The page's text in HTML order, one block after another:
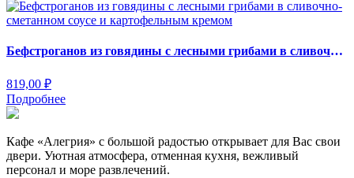
Бефстроганов из говядины с лесными грибами в сливочно-сметанном соусе и картофельным кремом
819,00 ₽
Подробнее
Кафе «Алегрия» с большой радостью открывает для Вас свои
двери. Уютная атмосфера, отменная кухня, вежливый
персонал и море развлечений.